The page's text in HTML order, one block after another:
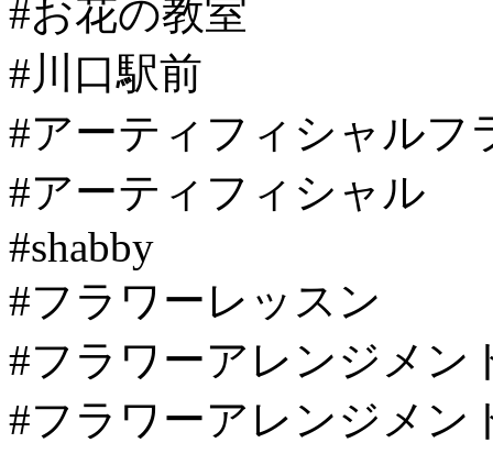
#お花の教室
#川口駅前
#アーティフィシャルフ
#アーティフィシャル
#shabby
#フラワーレッスン
#フラワーアレンジメン
#フラワーアレンジメン